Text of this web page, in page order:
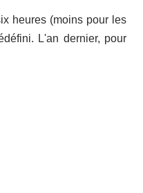
heures (moins pour les
L'an dernier, pour